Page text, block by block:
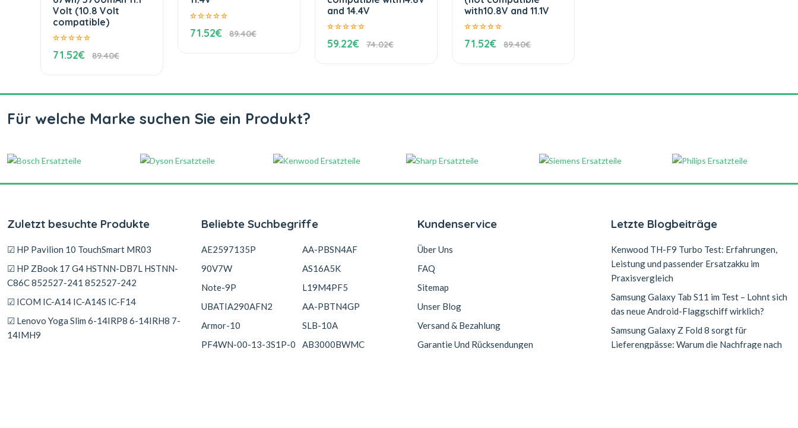
Volt (10.8 Volt
compatible)
71.52€ 89.40€
71.52€ 89.40€
and 14.4V
59.22€ 74.02€
with10.8V and 11.1V
71.52€ 89.40€
Für welche Marke suchen Sie ein Produkt?
Zuletzt besuchte Produkte
☑ HP Pavilion 10 TouchSmart MR03
☑ HP ZBook 17 G4 HSTNN-DB7L HSTNN-
C86C 852527-241 852527-242
☑ ICOM IC-A14 IC-A14S IC-F14
☑ Lenovo Yoga Slim 6-14IRP8 6-14IRH8 7-
14IMH9
Beliebte Suchbegriffe
AE2597135P
90V7W
Note-9P
UBATIA290AFN2
Armor-10
PF4WN-00-13-3S1P-0
AA-PBSN4AF
AS16A5K
L19M4PF5
AA-PBTN4GP
SLB-10A
AB3000BWMC
Kundenservice
Über Uns
FAQ
Sitemap
Unser Blog
Versand & Bezahlung
Garantie Und Rücksendungen
Letzte Blogbeiträge
Kenwood TH-F9 Turbo Test: Erfahrungen,
Leistung und passender Ersatzakku im
Praxisvergleich
Samsung Galaxy Tab S11 im Test – Lohnt sich
das neue Android-Flaggschiff wirklich?
Samsung Galaxy Z Fold 8 sorgt für
Lieferengpässe: Warum die Nachfrage nach